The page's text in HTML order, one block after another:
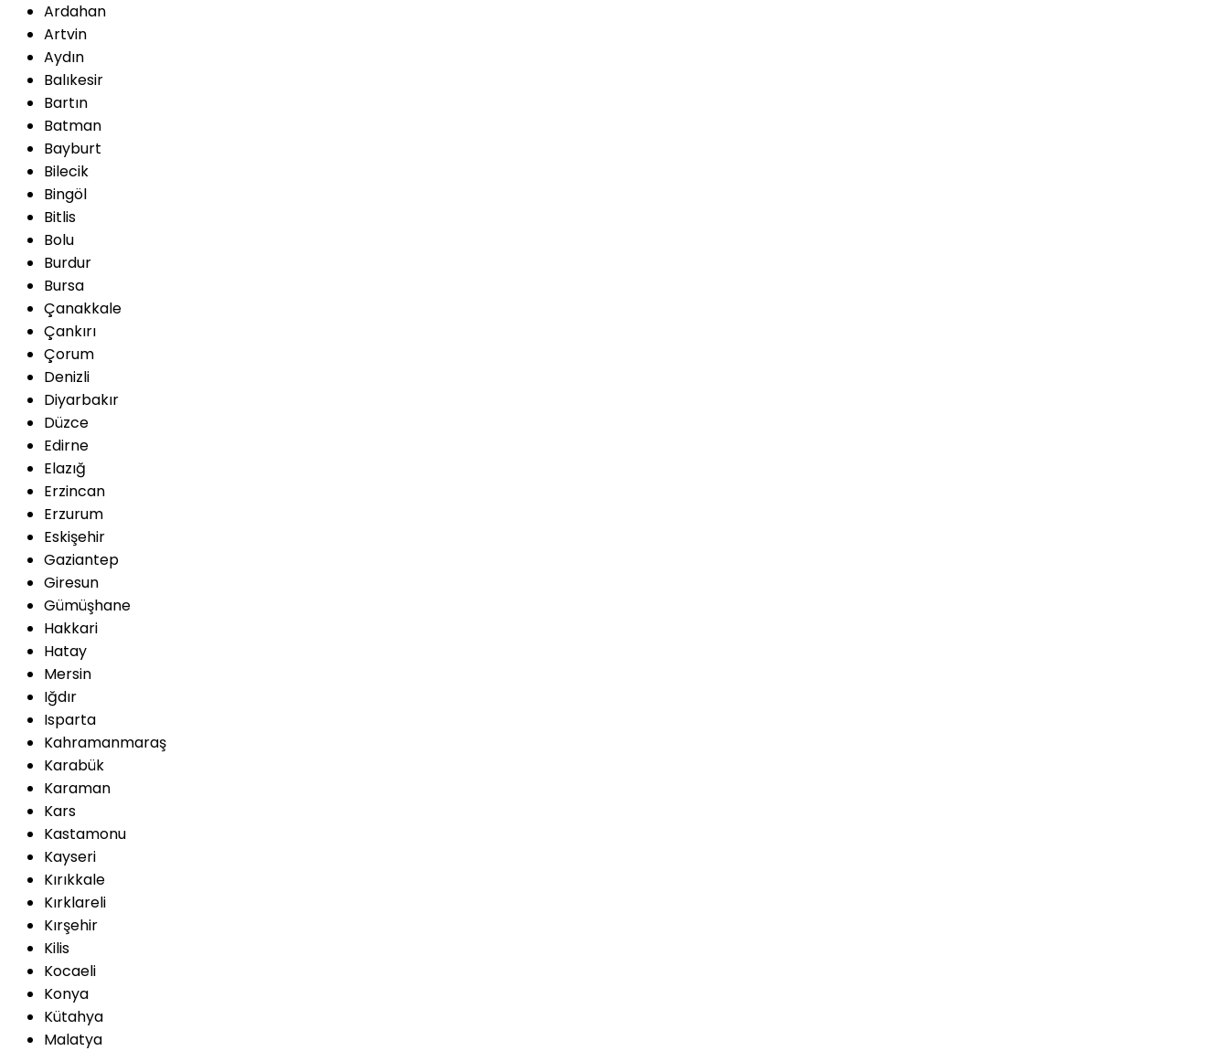
Ardahan
Artvin
Aydın
Balıkesir
Bartın
Batman
Bayburt
Bilecik
Bingöl
Bitlis
Bolu
Burdur
Bursa
Çanakkale
Çankırı
Çorum
Denizli
Diyarbakır
Düzce
Edirne
Elazığ
Erzincan
Erzurum
Eskişehir
Gaziantep
Giresun
Gümüşhane
Hakkari
Hatay
Mersin
Iğdır
Isparta
Kahramanmaraş
Karabük
Karaman
Kars
Kastamonu
Kayseri
Kırıkkale
Kırklareli
Kırşehir
Kilis
Kocaeli
Konya
Kütahya
Malatya